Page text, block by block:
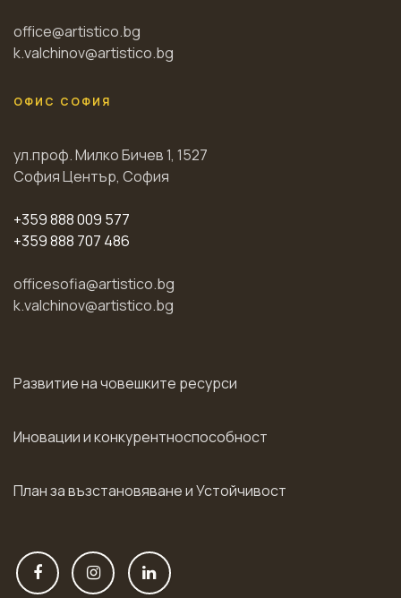
office@artistico.bg
k.valchinov@artistico.bg
ОФИС СОФИЯ
ул.проф. Милко Бичев 1, 1527
София Център, София
+359 888 009 577
+359 888 707 486
officesofia@artistico.bg
k.valchinov@artistico.bg
Развитие на човешките ресурси
Иновации и конкурентноспособност
План за възстановяване и Устойчивост